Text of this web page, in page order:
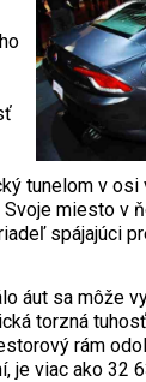
tunelom v
Svoje miesto v
spájajúci
áut sa môže
torzná
rám
je viac ako 32